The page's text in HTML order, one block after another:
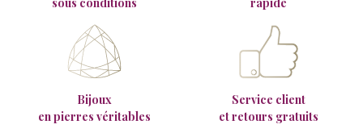
Bijoux
en pierres véritables
Service client
et retours gratuits